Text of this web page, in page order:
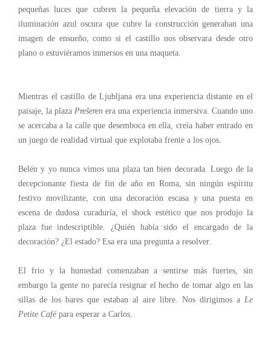
pequeñas luces que cubren la pequeña elevación de tierra y la
iluminación azul oscura que cubre la construcción generaban una
imagen de ensueño, como si el castillo nos observara desde otro
plano o estuviéramos inmersos en una maqueta.
Mientras el castillo de Ljubljana era una experiencia distante en el
paisaje, la plaza Prešeren era una experiencia inmersiva. Cuando uno
se acercaba a la calle que desemboca en ella, creía haber entrado en
un juego de realidad virtual que explotaba frente a los ojos.
Belén y yo nunca vimos una plaza tan bien decorada. Luego de la
decepcionante fiesta de fin de año en Roma, sin ningún espíritu
festivo movilizante, con una decoración escasa y una puesta en
escena de dudosa curaduría, el shock estético que nos produjo la
plaza fue indescriptible. ¿Quién había sido el encargado de la
decoración? ¿El estado? Esa era una pregunta a resolver.
El frio y la humedad comenzaban a sentirse más fuertes, sin
embargo la gente no parecía resignar el hecho de tomar algo en las
sillas de los bares que estaban al aire libre. Nos dirigimos a Le
Petite Cafépara esperar a Carlos.